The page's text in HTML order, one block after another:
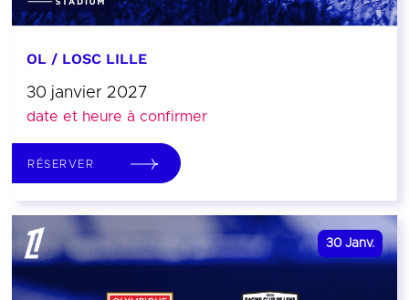
OL / LOSC LILLE
30 janvier 2027
date et heure à confirmer
RÉSERVER
30 Janv.